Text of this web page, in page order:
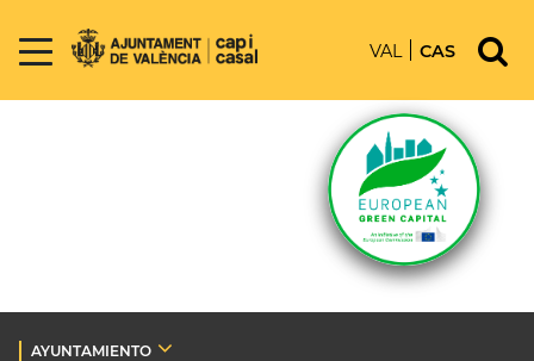
VAL CAS
AYUNTAMIENTO